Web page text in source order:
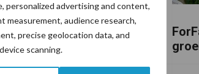
personalized advertising and content,
measurement, audience research,
precise geolocation data, and
scanning.
vaak onderschatte
mastitis